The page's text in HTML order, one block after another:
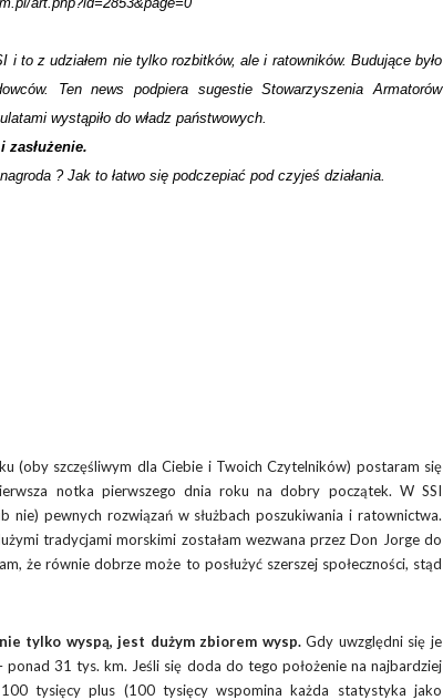
i to z udziałem nie tylko rozbitków, ale i ratowników. Budujące było
Ten news podpiera sugestie Stowarzyszenia Armatorów
wystąpiło do władz państwowych.
zasłużenie.
? Jak to łatwo się podczepiać pod czyjeś działania.
(oby szczęśliwym dla Ciebie i Twoich Czytelników) postaram się
notka pierwszego dnia roku na dobry początek. W SSI
pewnych rozwiązań w służbach poszukiwania i ratownictwa.
tradycjami morskimi zostałam wezwana przez Don Jorge do
że równie dobrze może to posłużyć szerszej społeczności, stąd
tylko wyspą, jest dużym zbiorem wysp.Gdy uwzględni się je
31 tys. km. Jeśli się doda do tego położenie na najbardziej
tysięcy plus (100 tysięcy wspomina każda statystyka jako